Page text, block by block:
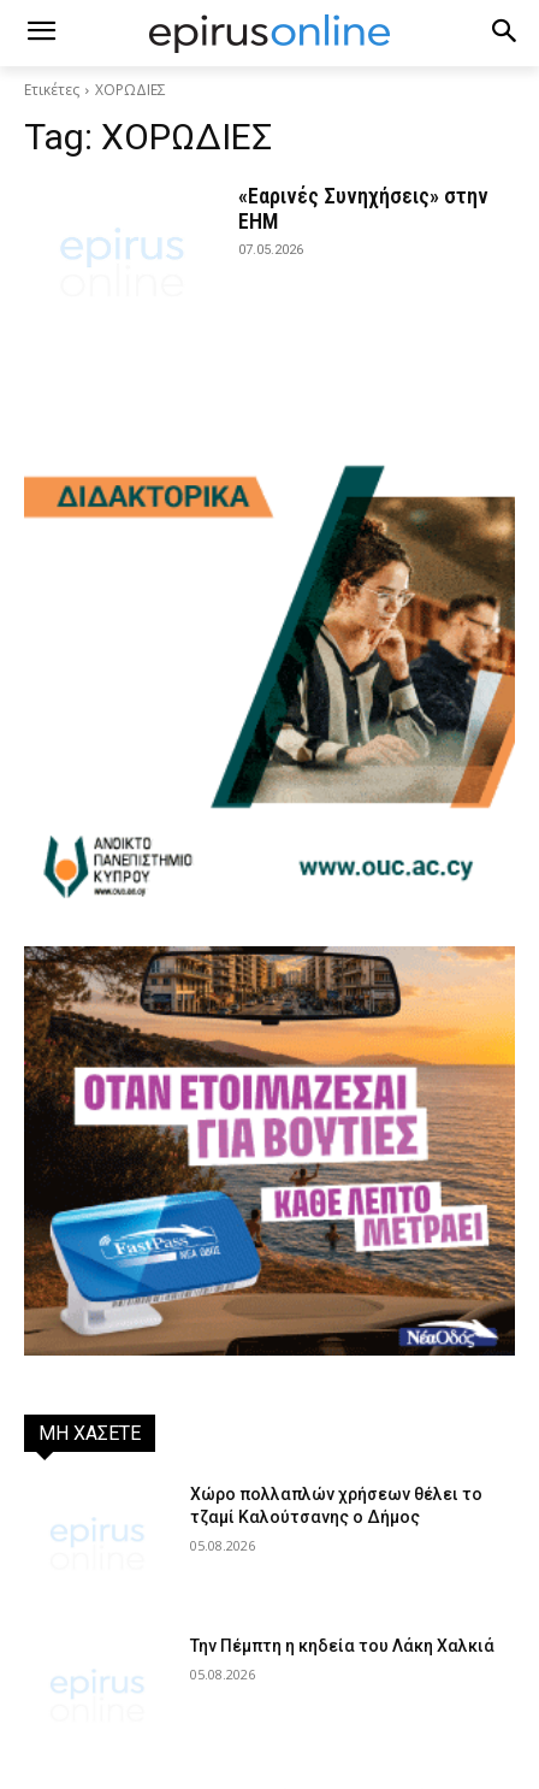
Ετικέτες ΧΟΡΩΔΙΕΣ
Tag: ΧΟΡΩΔΙΕΣ
«Εαρινές Συνηχήσεις» στην
ΕΗΜ
07.05.2026
ΜΗ ΧΑΣΕΤΕ
Χώρο πολλαπλών χρήσεων θέλει το
τζαμί Καλούτσανης ο Δήμος
05.08.2026
Την Πέμπτη η κηδεία του Λάκη Χαλκιά
05.08.2026